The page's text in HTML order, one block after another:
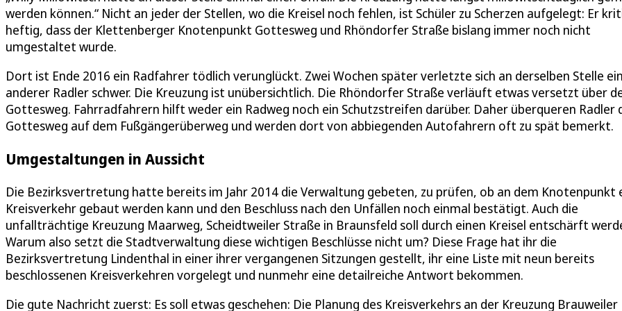
werden können.“ Nicht an jeder der Stellen, wo die Kreisel noch fehlen, ist Schüler zu Scherzen aufgelegt: Er
heftig, dass der Klettenberger Knotenpunkt Gottesweg und Rhöndorfer Straße bislang immer noch nicht
umgestaltet wurde.
Dort ist Ende 2016 ein Radfahrer tödlich verunglückt. Zwei Wochen später verletzte sich an derselben Stelle ein
anderer Radler schwer. Die Kreuzung ist unübersichtlich. Die Rhöndorfer Straße verläuft etwas versetzt über
Gottesweg. Fahrradfahrern hilft weder ein Radweg noch ein Schutzstreifen darüber. Daher überqueren Radler
Gottesweg auf dem Fußgängerüberweg und werden dort von abbiegenden Autofahrern oft zu spät bemerkt.
Umgestaltungen in Aussicht
Die Bezirksvertretung hatte bereits im Jahr 2014 die Verwaltung gebeten, zu prüfen, ob an dem Knotenpunkt
Kreisverkehr gebaut werden kann und den Beschluss nach den Unfällen noch einmal bestätigt. Auch die
unfallträchtige Kreuzung Maarweg, Scheidtweiler Straße in Braunsfeld soll durch einen Kreisel entschärft
Warum also setzt die Stadtverwaltung diese wichtigen Beschlüsse nicht um? Diese Frage hat ihr die
Bezirksvertretung Lindenthal in einer ihrer vergangenen Sitzungen gestellt, ihr eine Liste mit neun bereits
beschlossenen Kreisverkehren vorgelegt und nunmehr eine detailreiche Antwort bekommen.
Die gute Nachricht zuerst: Es soll etwas geschehen: Die Planung des Kreisverkehrs an der Kreuzung Brauweiler